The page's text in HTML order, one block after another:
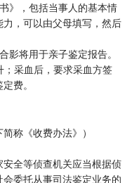
》，包括当事人的基本情
，可以由父母填写，然后
影将用于亲子鉴定报告。
；采血后，要求采血方签
费。
称《收费办法》）
全等侦查机关应当根据侦
委托从事司法鉴定业务的